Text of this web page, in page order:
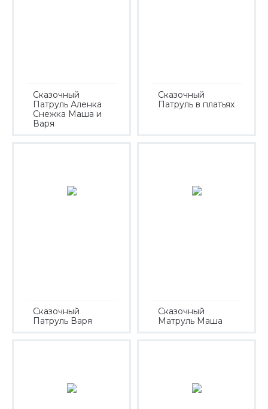
Сказочный
Патруль Аленка
Снежка Маша и
Варя
Сказочный
Патруль в платьях
Сказочный
Патруль Варя
Сказочный
Матруль Маша